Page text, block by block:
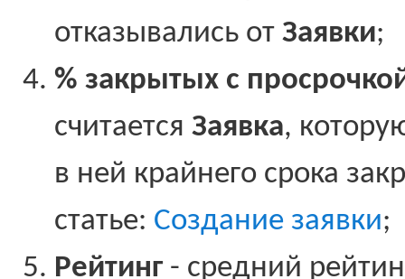
отказывались от Заявки;
% закрытых с
считается Заявка,
в ней крайнего срока
статье: Создание заявки;
Рейтинг - средний